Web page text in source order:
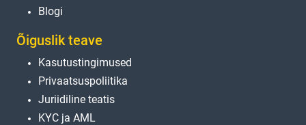
Blogi
Õiguslik teave
Kasutustingimused
Privaatsuspoliitika
Juriidiline teatis
KYC ja AML